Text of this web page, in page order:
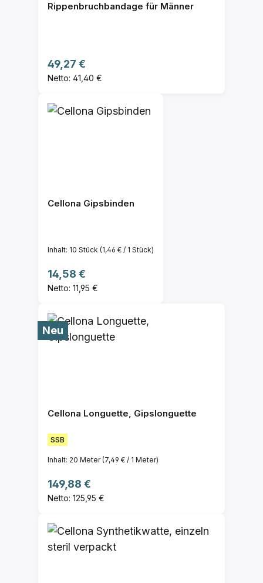
Rippenbruchbandage für Männer
Regulärer Preis:
49,27 €
Netto: 41,40 €
Cellona Gipsbinden
Inhalt: 10 Stück (1,46 € / 1 Stück)
Regulärer Preis:
14,58 €
Netto: 11,95 €
Neu
Cellona Longuette, Gipslonguette
SSB
Inhalt: 20 Meter(7,49 € / 1 Meter)
Regulärer Preis:
149,88 €
Netto: 125,95 €